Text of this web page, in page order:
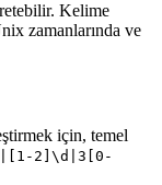
Kelime
zamanlarında ve
için, temel
2]\d|3[0-